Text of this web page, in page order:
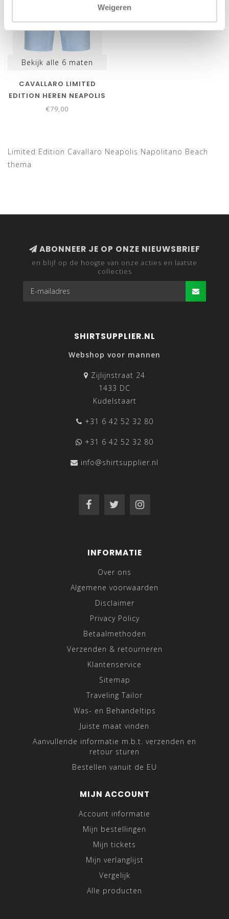
Weigeren
Bekijk alle 6 maten
CAVALLARO LIMITED
EDITION HEREN NEAPOLIS
SHORTS LIGHT BLUE
€79,00
Limited Edition Cavallaro Neapolis Napolitano Beach
thema
ABONNEER JE OP ONZE NIEUWSBRIEF
en blijf op de hoogte van onze acties en laatste
collecties
SHIRTSUPPLIER.NL
Webshop voor mannen
Zijlijnstraat 24
1433 DC
Kudelstaart
+31 6 42 52 32 80
+31 6 42 52 32 80
info@shirtsupplier.nl
INFORMATIE
Over ons
Algemene voorwaarden
Disclaimer
Privacy Policy
Betaalmethoden
Verzenden & retourneren
Klantenservice
Sitemap
Traveling Tailor
Was- en Behandeltips
Juiste maat vinden
Aanvullende informatie m.b.t. verzenden en
retour sturen
Bestellen vanuit de EU
MIJN ACCOUNT
Account informatie
Mijn bestellingen
Mijn tickets
Mijn verlanglijst
Vergelijk
Alle producten